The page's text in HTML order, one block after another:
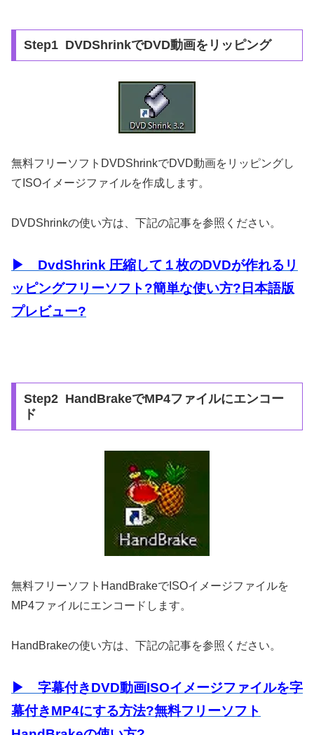
Step1 DVDShrinkでDVD動画をリッピング
無料フリーソフトDVDShrinkでDVD動画をリッピングし
てISOイメージファイルを作成します。
DVDShrinkの使い方は、下記の記事を参照ください。
▶ DvdShrink 圧縮して１枚のDVDが作れるリ
ッピングフリーソフト?簡単な使い方?日本語版
プレビュー?
Step2 HandBrakeでMP4ファイルにエンコー
ド
無料フリーソフトHandBrakeでISOイメージファイルを
MP4ファイルにエンコードします。
HandBrakeの使い方は、下記の記事を参照ください。
▶ 字幕付きDVD動画ISOイメージファイルを字
幕付きMP4にする方法?無料フリーソフト